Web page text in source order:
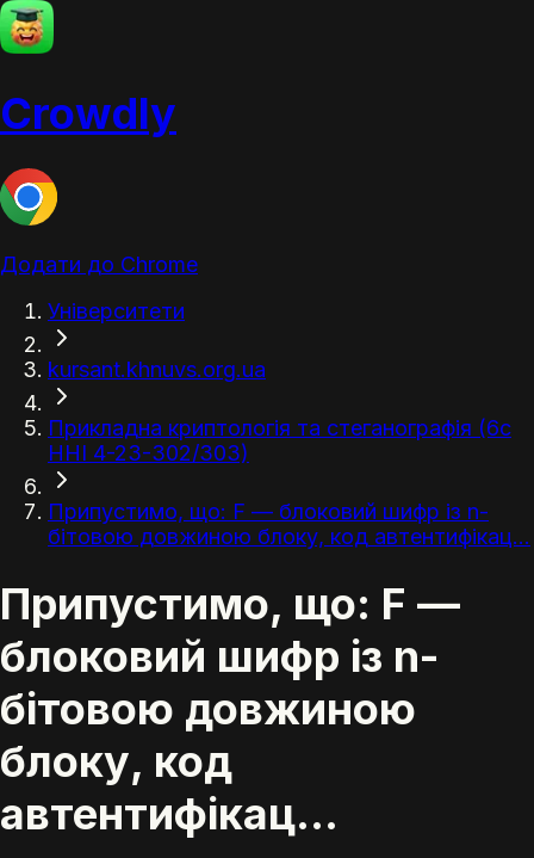
Crowdly
Додати до Chrome
Університети
kursant.khnuvs.org.ua
Прикладна криптологія та стеганографія (6с
ННІ 4-23-302/303)
Припустимо, що: F — блоковий шифр із n-
бітовою довжиною блоку, код автентифікац...
Припустимо, що: F —
блоковий шифр із n-
бітовою довжиною
блоку, код
автентифікац...